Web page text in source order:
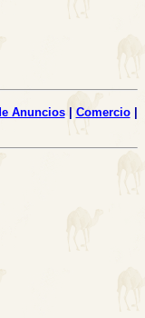
Anuncios| Comercio|